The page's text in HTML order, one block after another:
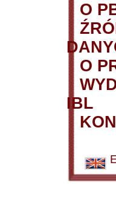
O
O
IBL